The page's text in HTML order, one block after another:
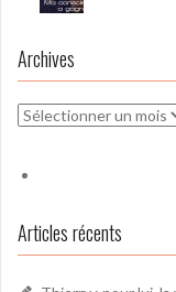
Archives
Archives
Articles récents